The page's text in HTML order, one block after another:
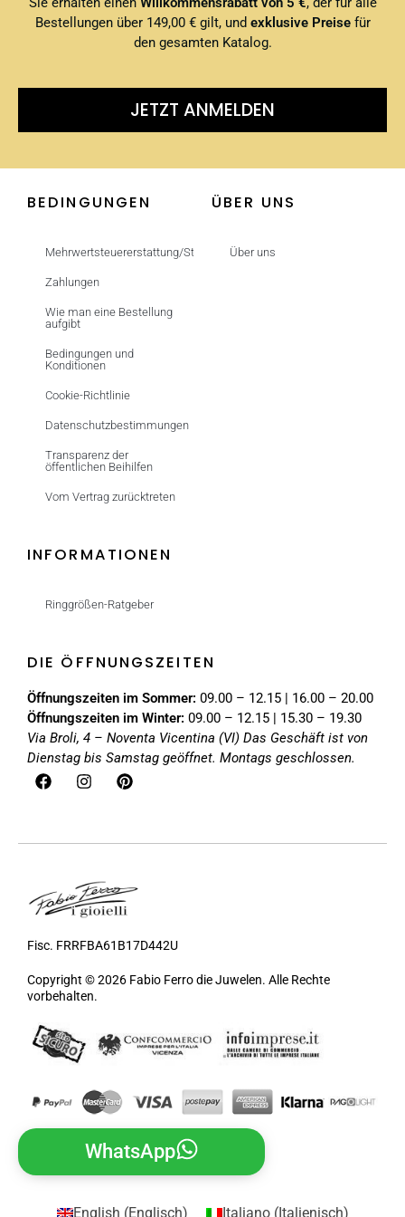
Bestellungen über 149,00 € gilt, und exklusive Preisefür
den gesamten Katalog.
JETZT ANMELDEN
BEDINGUNGEN
Mehrwertsteuererstattung/Steuerfrei
Zahlungen
Wie man eine Bestellung
aufgibt
Bedingungen und
Konditionen
Cookie-Richtlinie
Datenschutzbestimmungen
Transparenz der
öffentlichen Beihilfen
Vom Vertrag zurücktreten
ÜBER UNS
Über uns
INFORMATIONEN
Ringgrößen-Ratgeber
DIE ÖFFNUNGSZEITEN
Öffnungszeiten im Sommer: 09.00 – 12.15 | 16.00 – 20.00
Öffnungszeiten im Winter: 09.00 – 12.15 | 15.30 – 19.30
Via Broli, 4 – Noventa Vicentina (VI) Das Geschäft ist von
Dienstag bis Samstag geöffnet. Montags geschlossen.
Fisc. FRRFBA61B17D442U
Copyright © 2026 Fabio Ferro die Juwelen. Alle Rechte
vorbehalten.
WhatsApp
English (Englisch) Italiano(Italienisch)